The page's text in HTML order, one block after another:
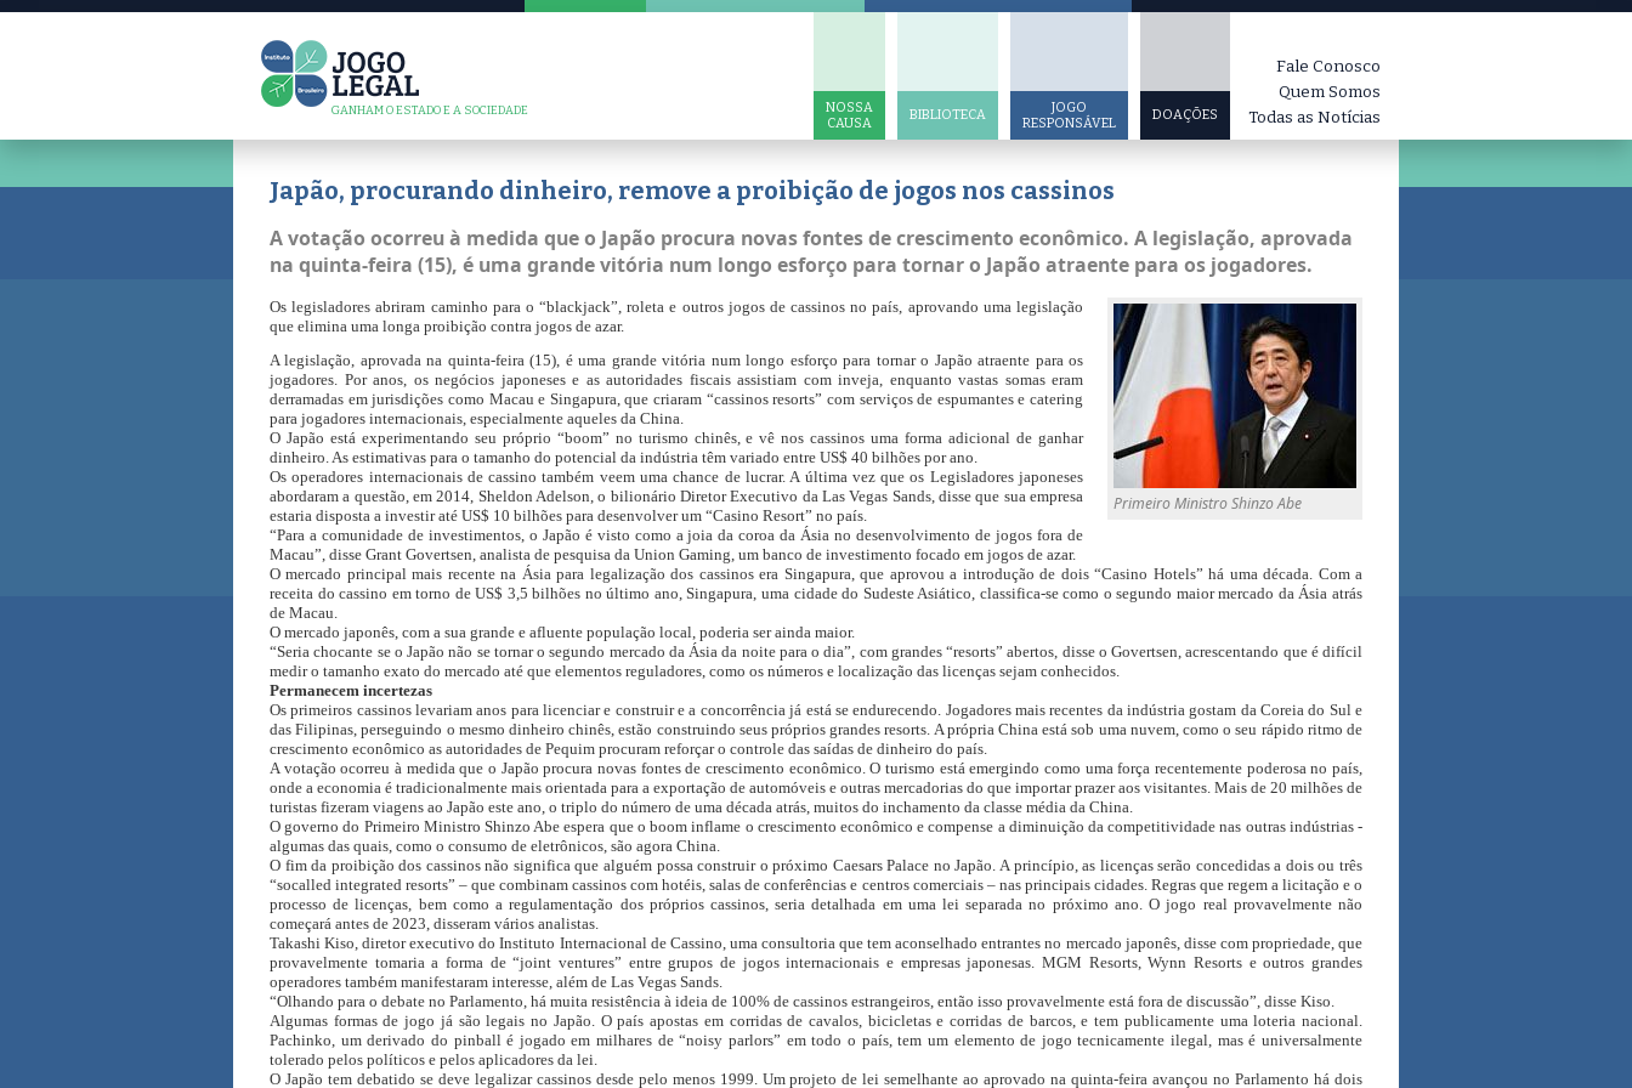
Fale Conosco
Quem Somos
Todas as Notícias
DOAÇÕES
JOGO
RESPONSÁVEL
BIBLIOTECA
NOSSA
CAUSA
GANHAM O ESTADO E A SOCIEDADE
Japão, procurando dinheiro, remove a proibição de jogos nos cassinos
A votação ocorreu à medida que o Japão procura novas fontes de crescimento econômico. A legislação, aprovada
na quinta-feira (15), é uma grande vitória num longo esforço para tornar o Japão atraente para os jogadores.
Primeiro Ministro Shinzo Abe
Os legisladores abriram caminho para o “blackjack”, roleta e outros jogos de cassinos no país, aprovando uma legislação
que elimina uma longa proibição contra jogos de azar.
A legislação, aprovada na quinta-feira (15), é uma grande vitória num longo esforço para tornar o Japão atraente para os
jogadores. Por anos, os negócios japoneses e as autoridades fiscais assistiam com inveja, enquanto vastas somas eram
derramadas em jurisdições como Macau e Singapura, que criaram “cassinos resorts” com serviços de espumantes e catering
para jogadores internacionais, especialmente aqueles da China.
O Japão está experimentando seu próprio “boom” no turismo chinês, e vê nos cassinos uma forma adicional de ganhar
dinheiro. As estimativas para o tamanho do potencial da indústria têm variado entre US$ 40 bilhões por ano.
Os operadores internacionais de cassino também veem uma chance de lucrar. A última vez que os Legisladores japoneses
abordaram a questão, em 2014, Sheldon Adelson, o bilionário Diretor Executivo da Las Vegas Sands, disse que sua empresa
estaria disposta a investir até US$ 10 bilhões para desenvolver um “Casino Resort” no país.
“Para a comunidade de investimentos, o Japão é visto como a joia da coroa da Ásia no desenvolvimento de jogos fora de
Macau”, disse Grant Govertsen, analista de pesquisa da Union Gaming, um banco de investimento focado em jogos de azar.
O mercado principal mais recente na Ásia para legalização dos cassinos era Singapura, que aprovou a introdução de dois “Casino Hotels” há uma década. Com a
receita do cassino em torno de US$ 3,5 bilhões no último ano, Singapura, uma cidade do Sudeste Asiático, classifica-se como o segundo maior mercado da Ásia atrás
de Macau.
O mercado japonês, com a sua grande e afluente população local, poderia ser ainda maior.
“Seria chocante se o Japão não se tornar o segundo mercado da Ásia da noite para o dia”, com grandes “resorts” abertos, disse o Govertsen, acrescentando que é difícil
medir o tamanho exato do mercado até que elementos reguladores, como os números e localização das licenças sejam conhecidos.
Permanecem incertezas
Os primeiros cassinos levariam anos para licenciar e construir e a concorrência já está se endurecendo. Jogadores mais recentes da indústria gostam da Coreia do Sul e
das Filipinas, perseguindo o mesmo dinheiro chinês, estão construindo seus próprios grandes resorts. A própria China está sob uma nuvem, como o seu rápido ritmo de
crescimento econômico as autoridades de Pequim procuram reforçar o controle das saídas de dinheiro do país.
A votação ocorreu à medida que o Japão procura novas fontes de crescimento econômico. O turismo está emergindo como uma força recentemente poderosa no país,
onde a economia é tradicionalmente mais orientada para a exportação de automóveis e outras mercadorias do que importar prazer aos visitantes. Mais de 20 milhões de
turistas fizeram viagens ao Japão este ano, o triplo do número de uma década atrás, muitos do inchamento da classe média da China.
O governo do Primeiro Ministro Shinzo Abe espera que o boom inflame o crescimento econômico e compense a diminuição da competitividade nas outras indústrias -
algumas das quais, como o consumo de eletrônicos, são agora China.
O fim da proibição dos cassinos não significa que alguém possa construir o próximo Caesars Palace no Japão. A princípio, as licenças serão concedidas a dois ou três
“socalled integrated resorts” – que combinam cassinos com hotéis, salas de conferências e centros comerciais – nas principais cidades. Regras que regem a licitação e o
processo de licenças, bem como a regulamentação dos próprios cassinos, seria detalhada em uma lei separada no próximo ano. O jogo real provavelmente não
começará antes de 2023, disseram vários analistas.
Takashi Kiso, diretor executivo do Instituto Internacional de Cassino, uma consultoria que tem aconselhado entrantes no mercado japonês, disse com propriedade, que
provavelmente tomaria a forma de “joint ventures” entre grupos de jogos internacionais e empresas japonesas. MGM Resorts, Wynn Resorts e outros grandes
operadores também manifestaram interesse, além de Las Vegas Sands.
“Olhando para o debate no Parlamento, há muita resistência à ideia de 100% de cassinos estrangeiros, então isso provavelmente está fora de discussão”, disse Kiso.
Algumas formas de jogo já são legais no Japão. O país apostas em corridas de cavalos, bicicletas e corridas de barcos, e tem publicamente uma loteria nacional.
Pachinko, um derivado do pinball é jogado em milhares de “noisy parlors” em todo o país, tem um elemento de jogo tecnicamente ilegal, mas é universalmente
tolerado pelos políticos e pelos aplicadores da lei.
O Japão tem debatido se deve legalizar cassinos desde pelo menos 1999. Um projeto de lei semelhante ao aprovado na quinta-feira avançou no Parlamento há dois